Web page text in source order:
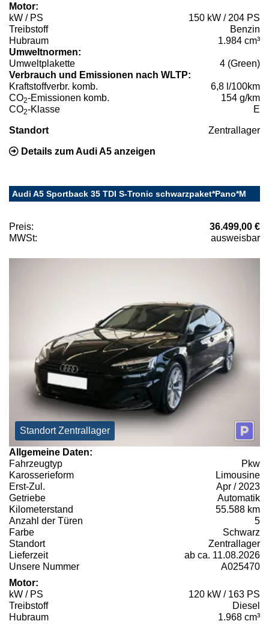
Motor:
kW / PS
150 kW / 204 PS
Treibstoff
Benzin
Hubraum
1.984 cm³
Umweltnormen:
Umweltplakette
4 (Green)
Verbrauch und Emissionen nach WLTP:
Kraftstoffverbr. komb.
6,8 l/100km
CO2-Emissionen komb.
154 g/km
CO2-Klasse E
Standort Zentrallager
Details zum Audi A5 anzeigen
Audi A5 Sportback 35 TDI S-Tronic schwarzpaket*Pano*M
Preis:
36.499,00 €
MWSt:
ausweisbar
Standort Zentrallager
Allgemeine Daten:
Fahrzeugtyp
Pkw
Karosserieform
Limousine
Erst-Zul.
Apr / 2023
Getriebe
Automatik
Kilometerstand
55.588 km
Anzahl der Türen
5
Farbe
Schwarz
Standort
Zentrallager
Lieferzeit
ab ca. 11.08.2026
Unsere Nummer
A025470
Motor:
kW / PS
120 kW / 163 PS
Treibstoff
Diesel
Hubraum
1.968 cm³